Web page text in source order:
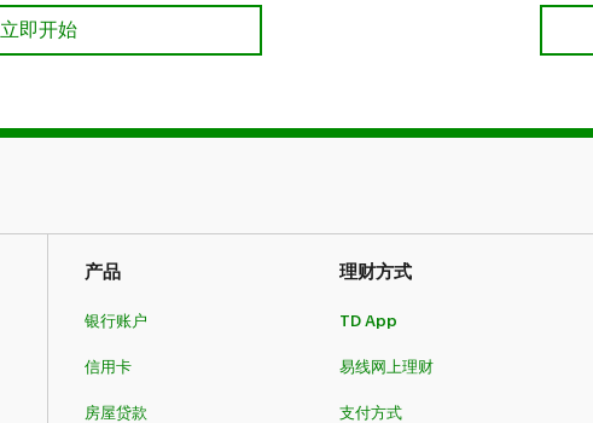
每年前$500（或以下）供款的CESG比率
可选注册教育储蓄计划方案
立即开始
产品
银行账户
信用卡
房屋贷款
理财方式
TD App
易线网上理财
支付方式